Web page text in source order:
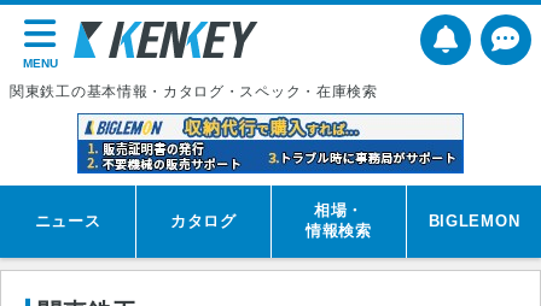
MENU
関東鉄工の基本情報・カタログ・スペック・在庫検索
ニュース カタログ
相場・
情報検索
BIGLEMON